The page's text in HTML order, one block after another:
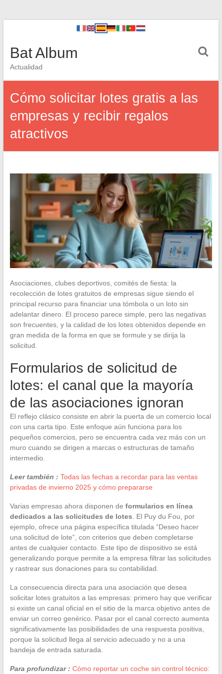
Bat Album
Actualidad
Cómo solicitar lotes gratis a las
empresas y recibir regalos
atractivos
Asociaciones, clubes deportivos, comités de fiesta: la
recolección de lotes gratuitos de empresas sigue siendo el
principal recurso para financiar una tómbola o un loto sin
adelantar dinero. El proceso parece simple, pero las negativas
son frecuentes, y la calidad de los lotes obtenidos depende en
gran medida de la forma en que se formule y se dirija la
solicitud.
Formularios de solicitud de
lotes: el canal que la mayoría
de las asociaciones ignoran
El reflejo clásico consiste en abrir la puerta de un comercio local
con una carta tipo. Este enfoque aún funciona para los
pequeños comercios, pero se encuentra cada vez más con un
muro cuando se dirigen a marcas o estructuras de tamaño
intermedio.
Leer también : Todas las fechas a recordar para las ventas
privadas de invierno 2025 y cómo prepararse
Varias empresas ahora disponen de formularios en línea
dedicados a las solicitudes de lotes . El Puy du Fou, por
ejemplo, ofrece una página específica titulada “Deseo hacer
una solicitud de lote”, con criterios que deben completarse
antes de cualquier contacto. Este tipo de dispositivo se está
generalizando porque permite a la empresa filtrar las solicitudes
y rastrear sus donaciones para su contabilidad.
La consecuencia directa para una asociación que desea
solicitar lotes gratuitos a las empresas: primero hay que verificar
si existe un canal oficial en el sitio de la marca objetivo antes de
enviar un correo genérico. Pasar por el canal correcto aumenta
significativamente las posibilidades de una respuesta positiva,
porque la solicitud llega al servicio adecuado y no a una
bandeja de entrada saturada.
Para profundizar : Cómo reportar un coche sin control técnico: